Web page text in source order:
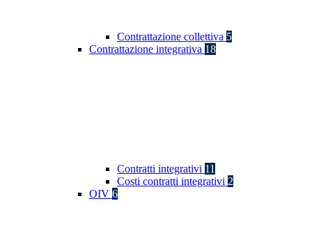
Contrattazione collettiva 5
Contrattazione integrativa 18
Contratti integrativi 11
Costi contratti integrativi 2
OIV 6